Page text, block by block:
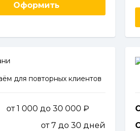
Оформить
для повторных клиентов
от 1 000 до 30 000
от 7 до 30 дней